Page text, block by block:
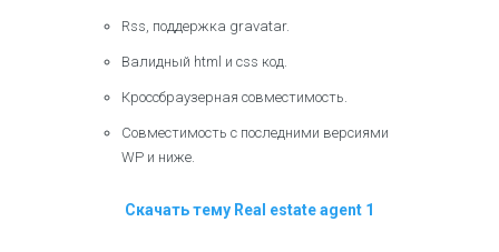
Rss, поддержка gravatar.
Валидный html и css код.
Кроссбраузерная совместимость.
Совместимость с последними версиями
WP и ниже.
Скачать тему Real estate agent 1